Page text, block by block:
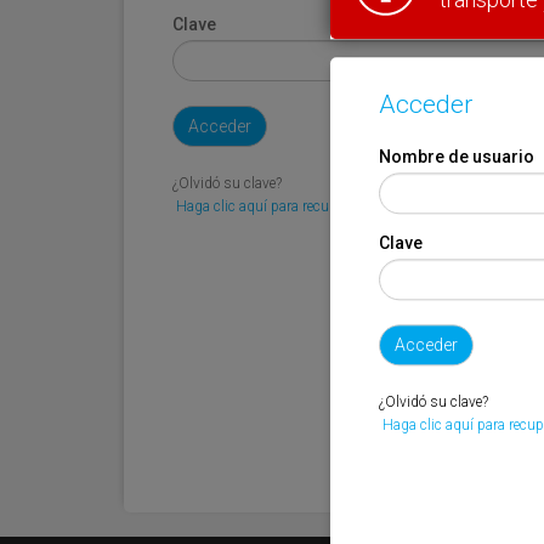
Clave
¿Olvidó su clave?
Haga clic aquí para recuperarla.
Acceder
Nombre de usuario
Clave
¿Olvidó su clave?
Haga clic aquí para